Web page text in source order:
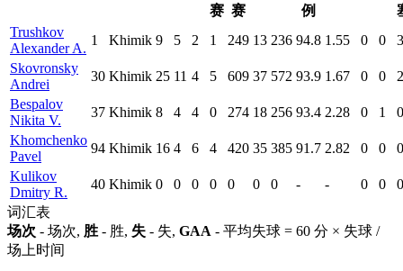
赛 赛
例
Trushkov
Alexander A.
1 Khimik 9 5 2 1 249 13 236 94.8 1.55 0 0
3
Skovronsky
Andrei
30 Khimik 25 11 4 5 609 37 572 93.9 1.67 0 0
2
Bespalov
Nikita V.
37 Khimik 8 4 4 0 274 18 256 93.4 2.28 0 1
0
Khomchenko
Pavel
94 Khimik 16 4 6 4 420 35 385 91.7 2.82 0 0
0
Kulikov
Dmitry R.
40 Khimik 0 0 0 0 0 0 0 - - 0 0
0
词汇表
场次 - 场次, 胜 - 胜, 失 - 失, GAA - 平均失球 = 60 分 × 失球 /
场上时间